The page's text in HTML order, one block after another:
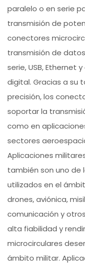
paralelo o en serie
transmisión de
conectores
transmisión de
serie, USB, Ethernet
digital. Gracias a su
precisión, los
soportar la
como en
sectores
Aplicaciones
también son uno de
utilizados en el
drones, aviónica,
comunicación y
alta fiabilidad y
microcirculares
ámbito militar.